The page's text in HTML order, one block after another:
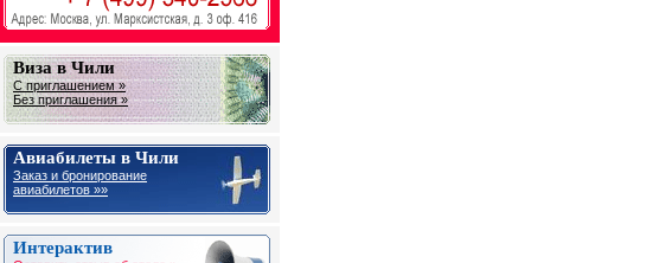
Виза в Чили
С приглашением »
Без приглашения »
Авиабилеты в Чили
Заказ и бронирование
авиабилетов »»
Интерактив